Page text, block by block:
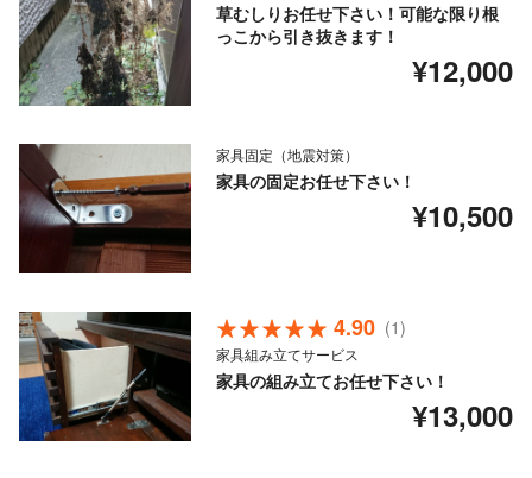
草むしりお任せ下さい！可能な限り根
っこから引き抜きます！
¥12,000
家具固定（地震対策）
家具の固定お任せ下さい！
¥10,500
4.90 (1)
家具組み立てサービス
家具の組み立てお任せ下さい！
¥13,000